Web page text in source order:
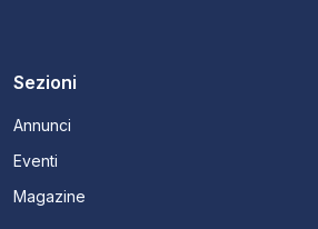
Sezioni
Annunci
Eventi
Magazine